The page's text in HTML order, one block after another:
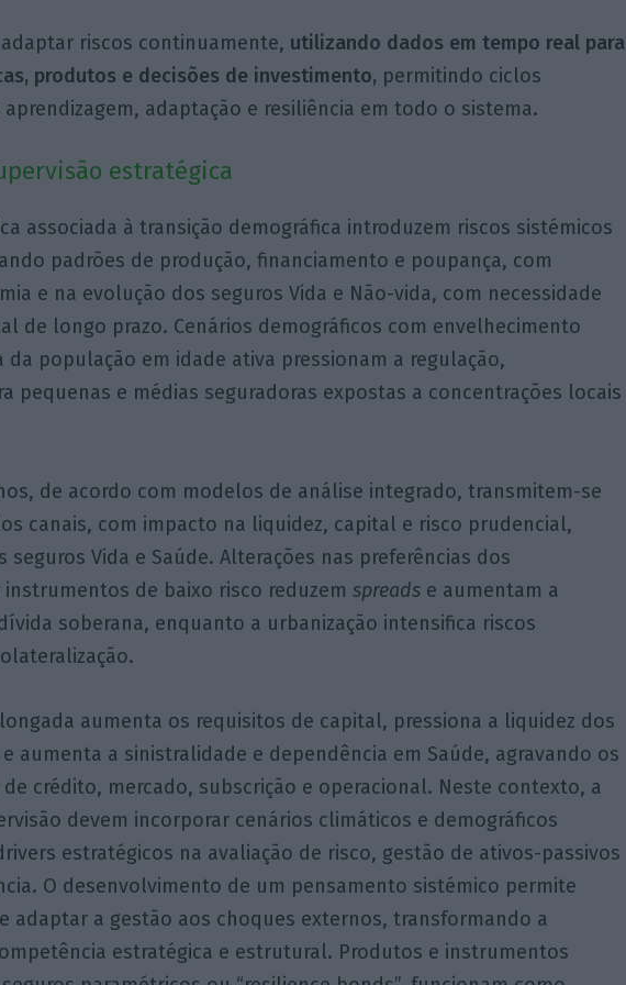
riscos continuamente, utilizando dados em tempo real para
produtos e decisões de investimento, permitindo ciclos
adaptação e resiliência em todo o sistema.
estratégica
associada à transição demográfica introduzem riscos sistémicos
padrões de produção, financiamento e poupança, com
e na evolução dos seguros Vida e Não-vida, com necessidade
de longo prazo. Cenários demográficos com envelhecimento
da população em idade ativa pressionam a regulação,
pequenas e médias seguradoras expostas a concentrações locais
de acordo com modelos de análise integrado, transmitem-se
canais, com impacto na liquidez, capital e risco prudencial,
seguros Vida e Saúde. Alterações nas preferências dos
de baixo risco reduzemspreads e aumentam a
soberana, enquanto a urbanização intensifica riscos
aumenta os requisitos de capital, pressiona a liquidez dos
aumenta a sinistralidade e dependência em Saúde, agravando os
crédito, mercado, subscrição e operacional. Neste contexto, a
devem incorporar cenários climáticos e demográficos
estratégicos na avaliação de risco, gestão de ativos-passivos
O desenvolvimento de um pensamento sistémico permite
adaptar a gestão aos choques externos, transformando a
estratégica e estrutural. Produtos e instrumentos